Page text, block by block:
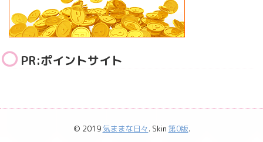
PR:ポイントサイト
© 2019 気ままな日々. Skin 第0版.